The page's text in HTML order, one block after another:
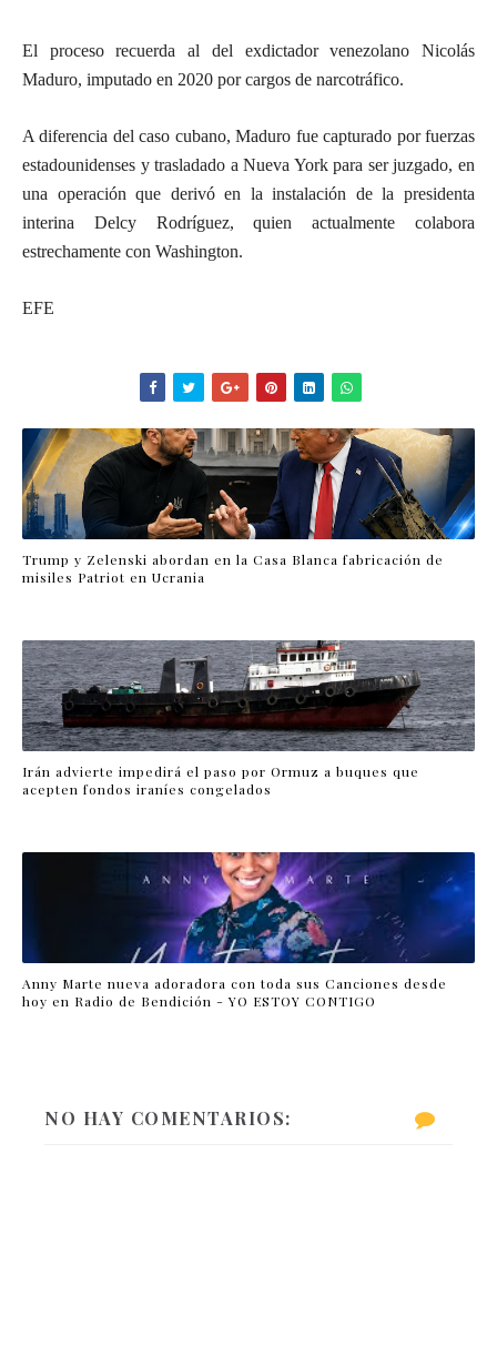
El proceso recuerda al del exdictador venezolano Nicolás
Maduro, imputado en 2020 por cargos de narcotráfico.
A diferencia del caso cubano, Maduro fue capturado por fuerzas
estadounidenses y trasladado a Nueva York para ser juzgado, en
una operación que derivó en la instalación de la presidenta
interina Delcy Rodríguez, quien actualmente colabora
estrechamente con Washington.
EFE
Trump y Zelenski abordan en la Casa Blanca fabricación de
misiles Patriot en Ucrania
Irán advierte impedirá el paso por Ormuz a buques que
acepten fondos iraníes congelados
Anny Marte nueva adoradora con toda sus Canciones desde
hoy en Radio de Bendición - YO ESTOY CONTIGO
NO HAY COMENTARIOS: